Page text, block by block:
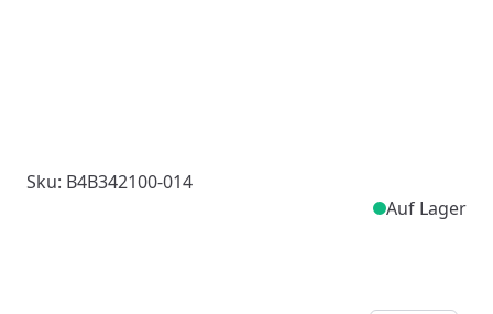
Sku: B4B342100-014
Auf Lager